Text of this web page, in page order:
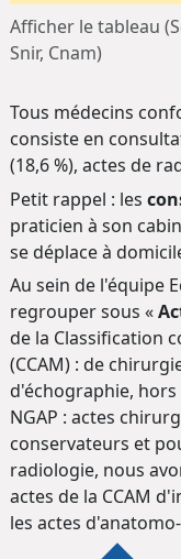
Afficher le tableau
Snir, Cnam)
Tous médecins
consiste en
(18,6 %), actes de
Petit rappel : les
praticien à son
se déplace à
Au sein de l'équipe
regrouper sous «
de la Classification
(CCAM) : de
d'échographie, hors
NGAP : actes
conservateurs et
radiologie, nous
actes de la CCAM
les actes